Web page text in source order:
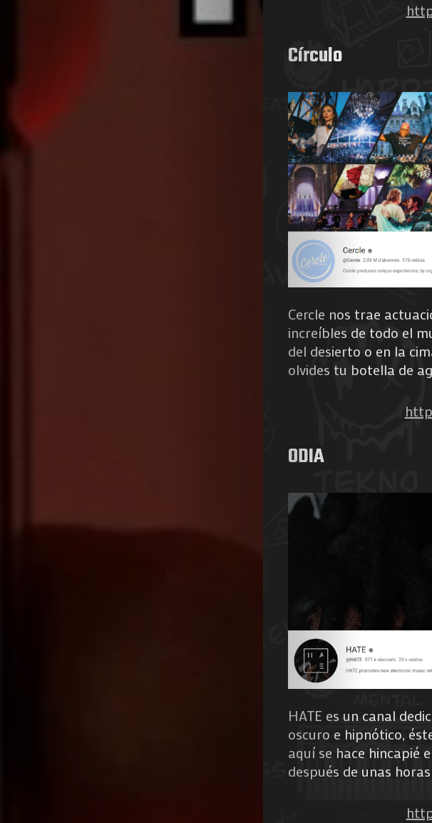
Agenda
Galerie
Photos
Magazine
de
Nous
Círculo
Cercle nos trae
increíbles de todo el
del desierto o en la
olvides tu botella de
ODIA
HATE es un canal
oscuro e hipnótico,
aquí se hace hincapié
después de unas